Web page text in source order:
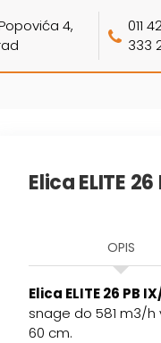
4,
011
333
Elica ELITE
OPIS
Elica ELITE 26 PB
snage do 581 m3/h
60 cm.